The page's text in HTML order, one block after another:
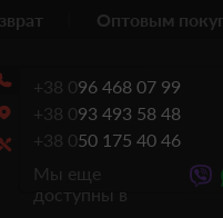
Оптовым
+38 096 468 07 99
+38 093 493 58 48
+38 050 175 40 46
Мы еще
доступны в